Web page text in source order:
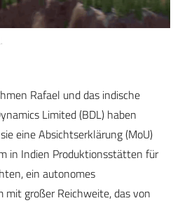
Rafael und das indische
Limited (BDL) haben
eine Absichtserklärung (MoU)
in Indien Produktionsstätten für
ein autonomes
mit großer Reichweite, das von